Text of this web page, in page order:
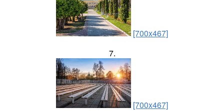
[700x467]
7.
[700x467]